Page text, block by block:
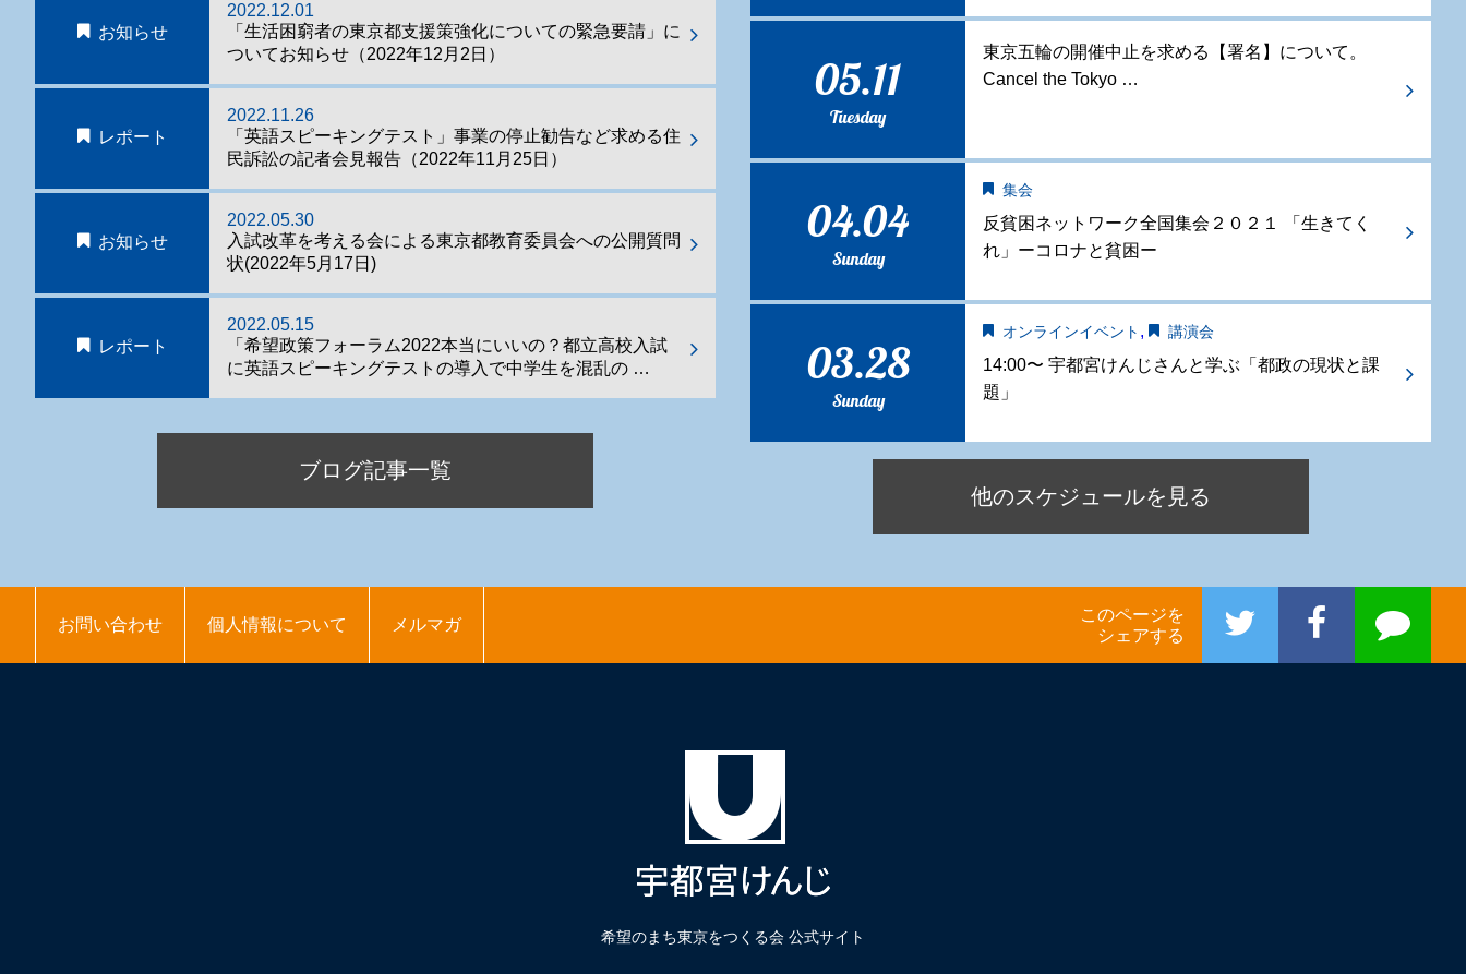
お知らせ
2022.12.01
「生活困窮者の東京都支援策強化についての緊急要請」に
ついてお知らせ（2022年12月2日）
レポート
2022.11.26
「英語スピーキングテスト」事業の停止勧告など求める住
民訴訟の記者会見報告（2022年11月25日）
お知らせ
2022.05.30
入試改革を考える会による東京都教育委員会への公開質問
状(2022年5月17日)
レポート
2022.05.15
「希望政策フォーラム2022本当にいいの？都立高校入試
に英語スピーキングテストの導入で中学生を混乱の …
ブログ記事一覧
05.11
Tuesday
東京五輪の開催中止を求める【署名】について。
Cancel the Tokyo …
04.04
Sunday
集会
反貧困ネットワーク全国集会２０２１ 「生きてく
れ」ーコロナと貧困ー
03.28
Sunday
オンラインイベント , 講演会
14:00〜 宇都宮けんじさんと学ぶ「都政の現状と課
題」
他のスケジュールを見る
お問い合わせ 個人情報について メルマガ
このページを
シェアする
希望のまち東京をつくる会 公式サイト